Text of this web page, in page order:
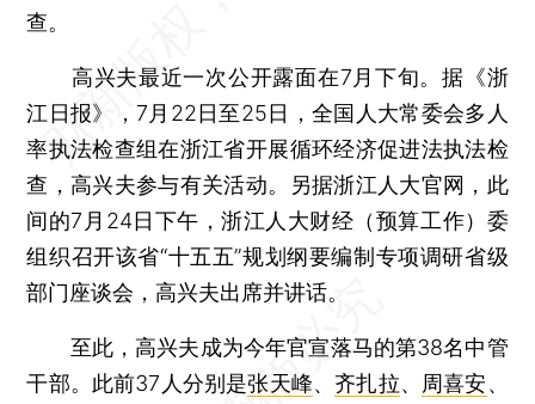
查。
高兴夫最近一次公开露面在7月下旬。据《浙
江日报》，7月22日至25日，全国人大常委会多人
率执法检查组在浙江省开展循环经济促进法执法检
查，高兴夫参与有关活动。另据浙江人大官网，此
间的7月24日下午，浙江人大财经（预算工作）委
组织召开该省“十五五”规划纲要编制专项调研省级
部门座谈会，高兴夫出席并讲话。
至此，高兴夫成为今年官宣落马的第38名中管
干部。此前37人分别是张天峰、齐扎拉、 周喜安、